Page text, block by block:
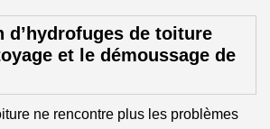
d’hydrofuges de toiture
et le démoussage de
ne rencontre plus les problèmes